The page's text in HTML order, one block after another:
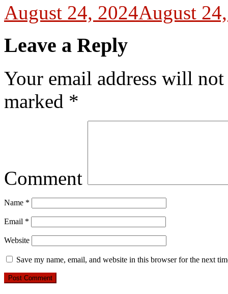
August 24, 2024August
Leave a Reply
Your email address will
marked *
Comment
Name *
Email *
Website
Save my name, email, and website in this browser for the next